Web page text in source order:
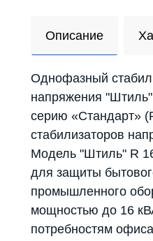
Описание
Однофазный
напряжения
серию «Стандарт»
стабилизаторов
Модель "Штиль" R
для защиты
промышленного
мощностью до 16
потребностям